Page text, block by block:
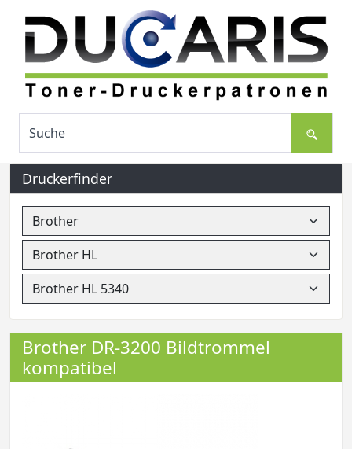
Druckerfinder
Brother DR-3200 Bildtrommel
kompatibel